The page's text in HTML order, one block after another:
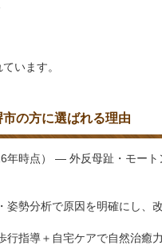
います。
の方に選ばれる理由
年時点） — 外反母趾・モー
勢分析で原因を明確にし、
指導＋自宅ケアで自然治癒